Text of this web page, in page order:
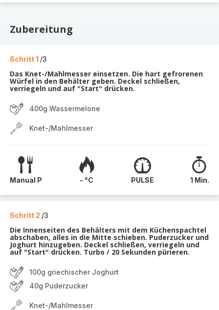
Zubereitung
Schritt 1 /3
Das Knet-/Mahlmesser einsetzen. Die hart gefrorenen
Würfel in den Behälter geben. Deckel schließen,
verriegeln und auf "Start" drücken.
400g Wassermelone
Knet-/Mahlmesser
Manual P - °C PULSE 1 Min.
Schritt 2 /3
Die Innenseiten des Behälters mit dem Küchenspachtel
abschaben, alles in die Mitte schieben. Puderzucker und
Joghurt hinzugeben. Deckel schließen, verriegeln und
auf "Start" drücken. Turbo / 20 Sekunden pürieren.
100g griechischer Joghurt
40g Puderzucker
Knet-/Mahlmesser